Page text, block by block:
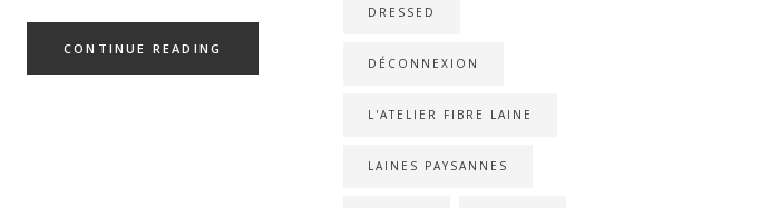
CONTINUE READING
DRESSED
DÉCONNEXION
L'ATELIER FIBRE LAINE
LAINES PAYSANNES